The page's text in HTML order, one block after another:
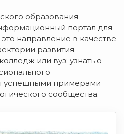
образования
портал для
направление в качестве
развития.
или вуз; узнать о
успешными примерами
сообщества.